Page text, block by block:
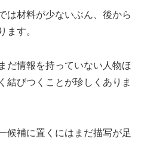
は材料が少ないぶん、後から
ます。
だ情報を持っていない人物ほ
結びつくことが珍しくありま
候補に置くにはまだ描写が足